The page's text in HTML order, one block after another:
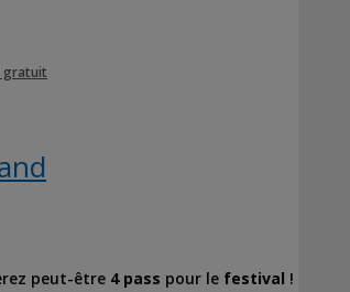
gratuit
peut-être 4 pass pour le festival !